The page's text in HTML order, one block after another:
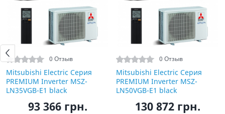
0 Отзыв
Mitsubishi Electric Серия
PREMIUM Inverter MSZ-
LN35VGB-E1 black
93 366 грн.
0 Отзыв
Mitsubishi Electric Серия
PREMIUM Inverter MSZ-
LN50VGB-E1 black
130 872 грн.